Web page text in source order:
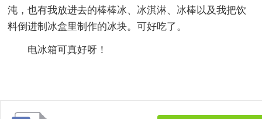
沌，也有我放进去的棒棒冰、冰淇淋、冰棒以及我把饮
料倒进制冰盒里制作的冰块。可好吃了。
电冰箱可真好呀！